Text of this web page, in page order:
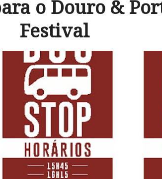
o Douro &
Festival